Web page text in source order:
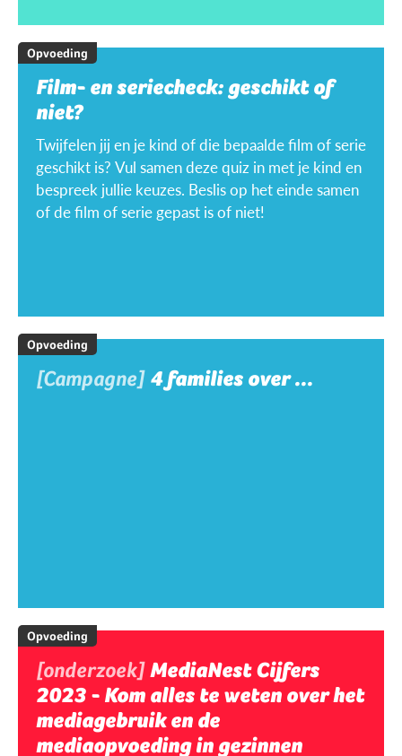
Opvoeding
Film- en seriecheck: geschikt of
niet?
Twijfelen jij en je kind of die bepaalde film of serie
geschikt is? Vul samen deze quiz in met je kind en
bespreek jullie keuzes. Beslis op het einde samen
of de film of serie gepast is of niet!
Opvoeding
[Campagne] 4 families over ...
Opvoeding
[onderzoek]MediaNest Cijfers
2023 - Kom alles te weten over het
mediagebruik en de
mediaopvoeding in gezinnen